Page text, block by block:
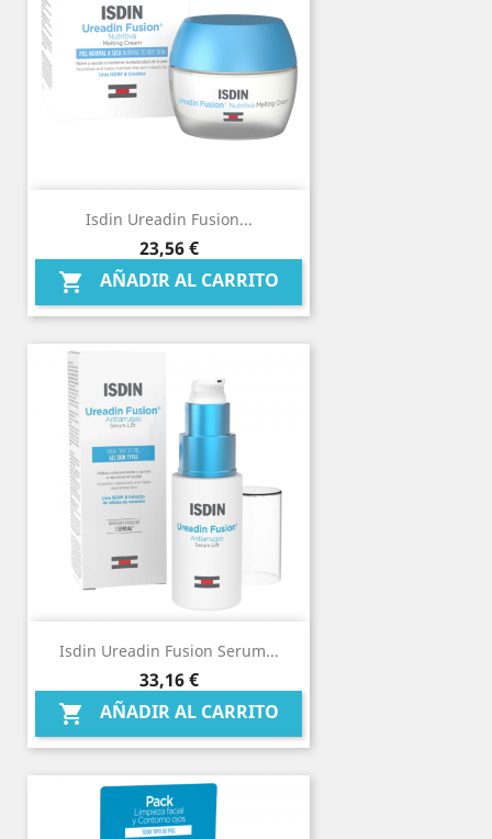
Isdin Ureadin Fusion...
Precio
23,56 €
 AÑADIR AL CARRITO
Isdin Ureadin Fusion Serum...
Precio
33,16 €
 AÑADIR AL CARRITO